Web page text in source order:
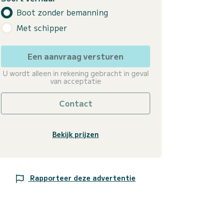
Boot zonder bemanning
Met schipper
Een aanvraag versturen
U wordt alleen in rekening gebracht in geval
van acceptatie
Contact
Bekijk prijzen
Rapporteer deze advertentie